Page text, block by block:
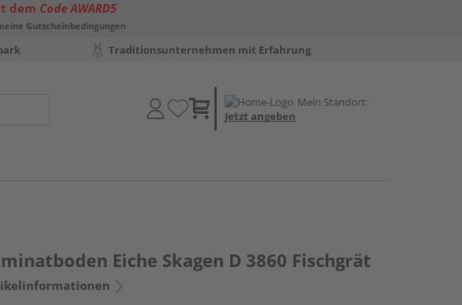
dem Code AWARD5
Gutscheinbedingungen
Traditionsunternehmen mit Erfahrung
Mein Standort:
Jetzt angeben
Eiche Skagen D 3860 Fischgrät